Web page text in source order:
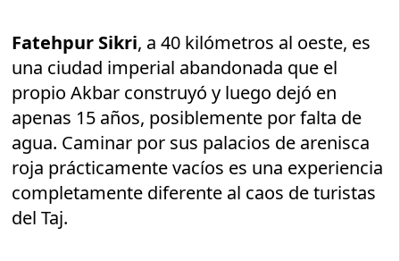
Fatehpur Sikri, a 40 kilómetros al oeste, es
una ciudad imperial abandonada que el
propio Akbar construyó y luego dejó en
apenas 15 años, posiblemente por falta de
agua. Caminar por sus palacios de arenisca
roja prácticamente vacíos es una experiencia
completamente diferente al caos de turistas
del Taj.